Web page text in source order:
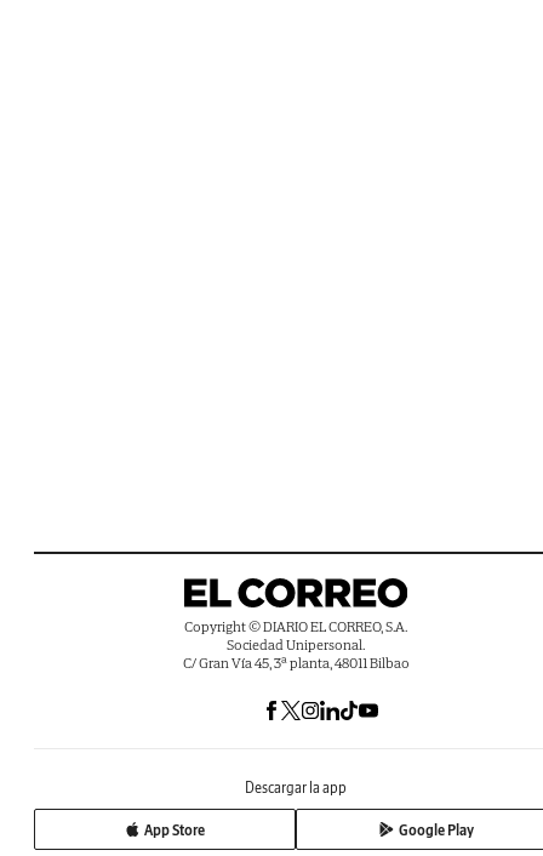
Copyright © DIARIO EL CORREO, S.A.
Sociedad Unipersonal.
C/ Gran Vía 45, 3ª planta, 48011 Bilbao
Descargar la app
App Store Google Play